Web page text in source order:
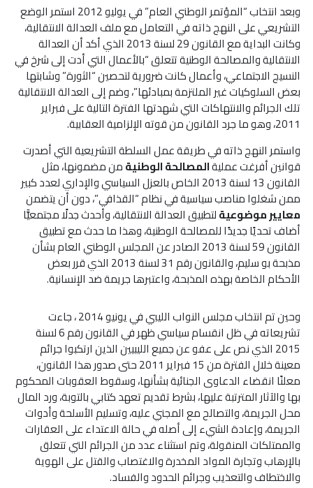
وبعد انتخاب “المؤتمر الوطني العام” في يوليو 2012 استمر الوضع
التشريعي على النهج ذاته في التعامل مع ملف العدالة الانتقالية،
وكانت البداية مع القانون 29 لسنة 2013 الذي أكد أن العدالة
الانتقالية والمصالحة الوطنية تتعلق “بالأعمال التي أدت إلى شرخ في
النسيج الاجتماعي، وأعمال كانت ضرورية لتحصين “الثورة” وشابتها
بعض السلوكيات غير الملتزمة بمبادئها”، وضم إلى العدالة الانتقالية
تلك الجرائم والانتهاكات التي شهدتها الفترة التالية على فبراير
2011، وهو ما جرد القانون من قوته الإلزامية العقابية.
واستمر النهج ذاته في طريقة عمل السلطة التشريعية التي أصدرت
قوانين أفرغت عمليةالمصالحة الوطنيةمن مضمونها، مثل
القانون 13 لسنة 2013 الخاص بالعزل السياسي والإداري لعدد كبير
ممن شغلوا مناصب سياسية في نظام “القذافي”، دون أن يتضمن
معايير موضوعيةلتطبيق العدالة الانتقالية، وأحدث جدلًا مجتمعيًّا
أضاف تحديًا جديدًا للمصالحة الوطنية، وهذا ما حدث مع تطبيق
القانون 59 لسنة 2013 الصادر عن المجلس الوطني العام بشأن
مذبحة بو سليم، والقانون رقم 31 لسنة 2013 الذي قرر بعض
الأحكام الخاصة بهذه المذبحة، واعتبرها جريمة ضد الإنسانية.
وحين تم انتخاب مجلس النواب الليبي في يونيو 2014 ، جاءت
تشريعاته في ظل انقسام سياسي ظهر في القانون رقم 6 لسنة
2015 الذي نص على عفو عن جميع الليبيين الذين ارتكبوا جرائم
معينة خلال الفترة من 15 فبراير 2011 حتى صدور هذا القانون،
معلنًا انقضاء الدعاوى الجنائية بشأنها، وسقوط العقوبات المحكوم
بها والآثار المترتبة عليها، بشرط تقديم تعهد كتابي بالتوبة، ورد المال
محل الجريمة، والتصالح مع المجني عليه، وتسليم الأسلحة وأدوات
الجريمة، وإعادة الشيء إلى أصله في حالة الاعتداء على العقارات
والممتلكات المنقولة، وتم استثناء عدد من الجرائم التي تتعلق
بالإرهاب وتجارة المواد المخدرة والاغتصاب والقتل على الهوية
والاختطاف والتعذيب وجرائم الحدود والفساد.